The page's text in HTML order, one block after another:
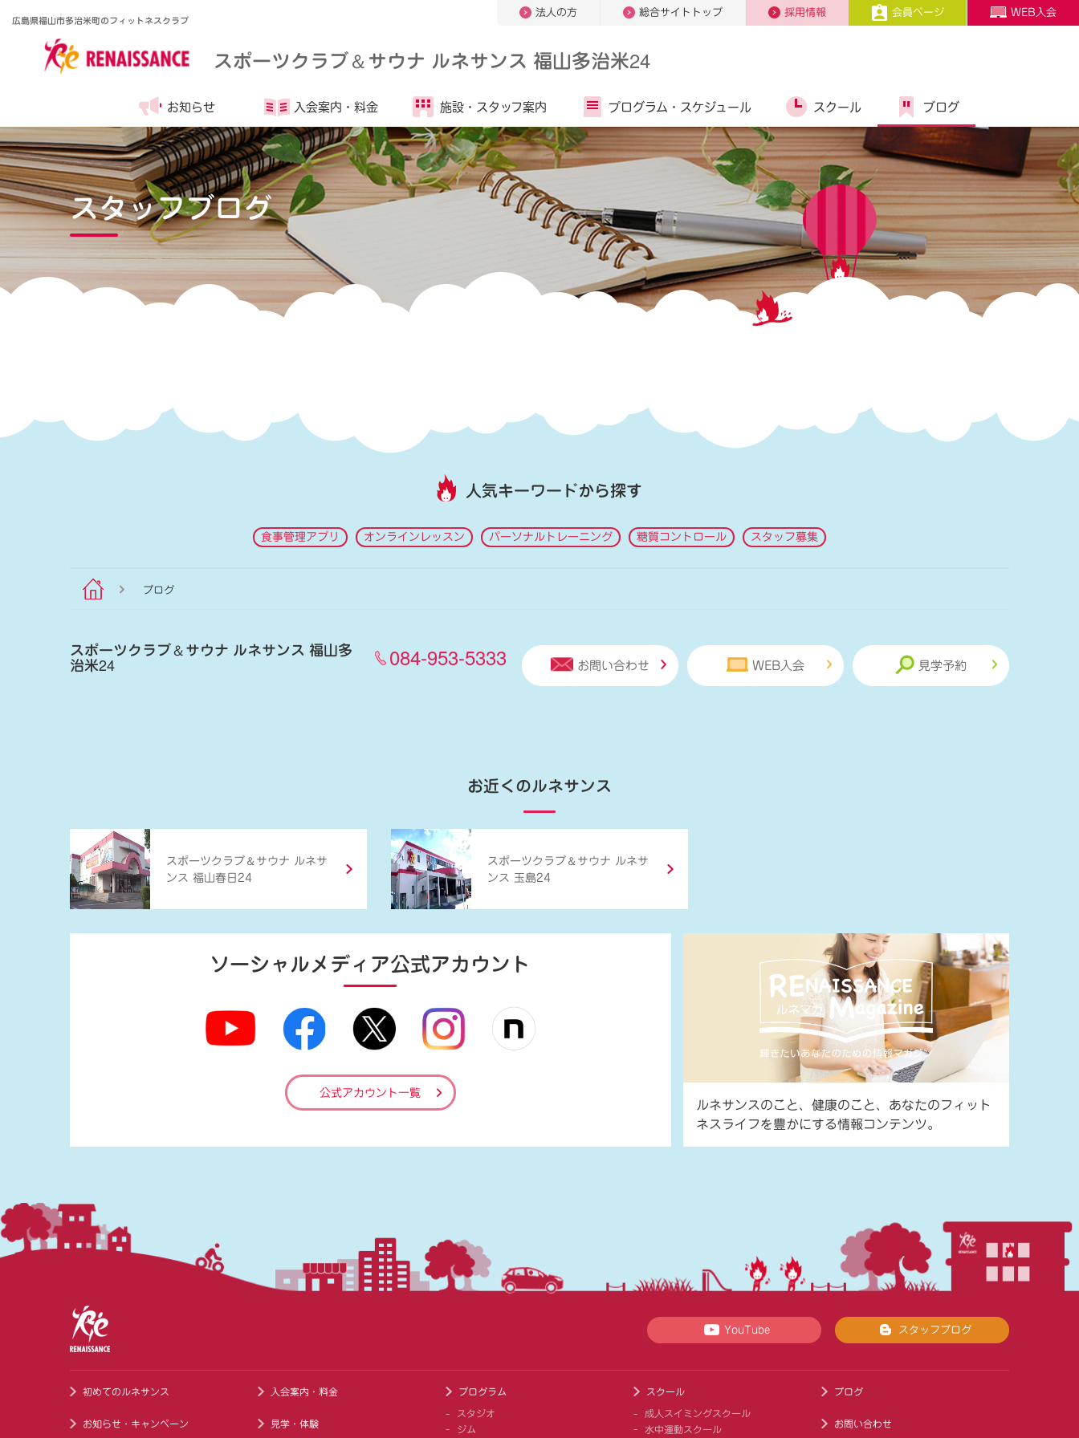
広島県福山市多治米町のフィットネスクラブ
法人の方 総合サイトトップ 採用情報 会員ページ WEB入会
スポーツクラブ＆サウナ ルネサンス 福山多治米24
お知らせ 入会案内・ 料金 施設・ スタッフ案内 プログラム・ スケジュール スクール ブログ
スタッフブログ
人気キーワードから探す
食事管理アプリ オンラインレッスン パーソナルトレーニング 糖質コントロール スタッフ募集
ブログ
スポーツクラブ＆サウナ ルネサンス 福山多
治米24 084-953-5333 お問い合わせ WEB入会 見学予約
お近くのルネサンス
スポーツクラブ ＆ サウナ ルネサ
ンス 福山春日24
スポーツクラブ ＆ サウナ ルネサ
ンス 玉島24
ソーシャルメディア公式アカウント
公式アカウント一覧
ルネサンスのこと、健康のこと、あなたのフィット
ネスライフを豊かにする情報コンテンツ。
YouTube スタッフブログ
初めてのルネサンス
お知らせ・キャンペーン
入会案内・料金
見学・体験
プログラム
スタジオ
ジム
スクール
成人スイミングスクール
水中運動スクール
ブログ
お問い合わせ